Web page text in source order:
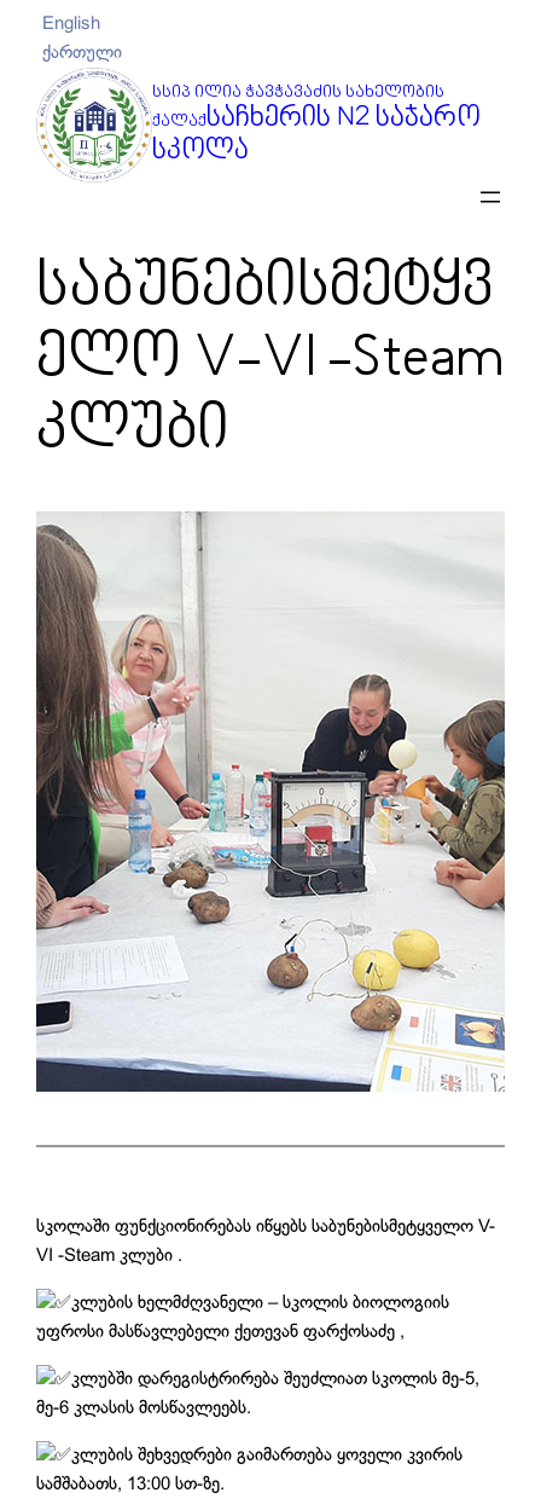
შიგთავსზე
გადასვლა
English
ქართული
სსიპ ილია ჭავჭავაძის სახელობის
ქალაქსაჩხერის N2 საჯარო
სკოლა
საბუნებისმეტყვ
ელო V-VI -Steam
კლუბი
სკოლაში ფუნქციონირებას იწყებს საბუნებისმეტყველო V-
VI -Steam კლუბი .
კლუბის ხელმძღვანელი – სკოლის ბიოლოგიის
უფროსი მასწავლებელი ქეთევან ფარქოსაძე ,
კლუბში დარეგისტრირება შეუძლიათ სკოლის მე-5,
მე-6 კლასის მოსწავლეებს.
კლუბის შეხვედრები გაიმართება ყოველი კვირის
სამშაბათს, 13:00 სთ-ზე.